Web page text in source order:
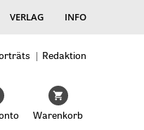
VERLAG INFO
Redaktion
Warenkorb